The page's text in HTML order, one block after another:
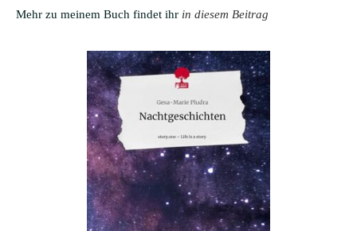
Mehr zu meinem Buch findet ihr in diesem Beitrag